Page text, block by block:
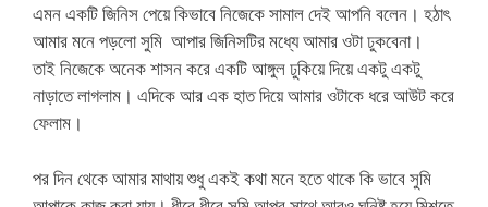
এমন একটি জিনিস পেয়ে কিভাবে নিজেকে সামাল দেই আপনি বলেন। হঠাৎ
আমার মনে পড়লো সুমি আপার জিনিসটির মধ্যে আমার ওটা ঢুকবেনা।
তাই নিজেকে অনেক শাসন করে একটি আঙ্গুল ঢুকিয়ে দিয়ে একটু একটু
নাড়াতে লাগলাম। এদিকে আর এক হাত দিয়ে আমার ওটাকে ধরে আউট করে
ফেলাম।
পর দিন থেকে আমার মাথায় শুধু একই কথা মনে হতে থাকে কি ভাবে সুমি